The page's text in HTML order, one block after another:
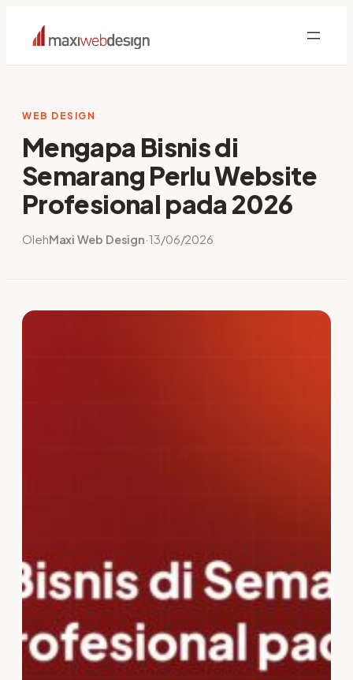
WEB DESIGN
Mengapa Bisnis di
Semarang Perlu Website
Profesional pada 2026
OlehMaxi Web Design·13/06/2026